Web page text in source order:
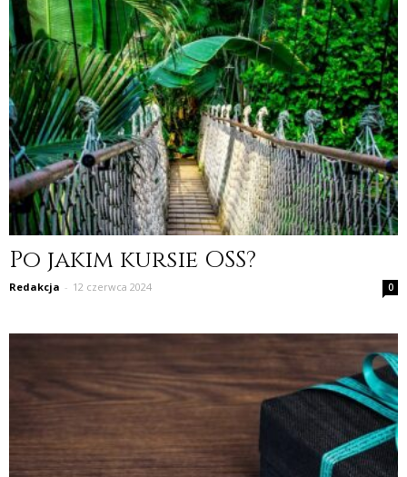
Po jakim kursie OSS?
Redakcja - 12 czerwca 2024 0